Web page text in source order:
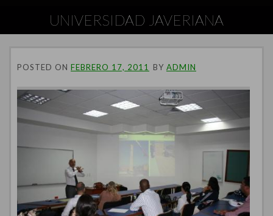
UNIVERSIDAD JAVERIANA
POSTED ON FEBRERO 17, 2011 BY ADMIN